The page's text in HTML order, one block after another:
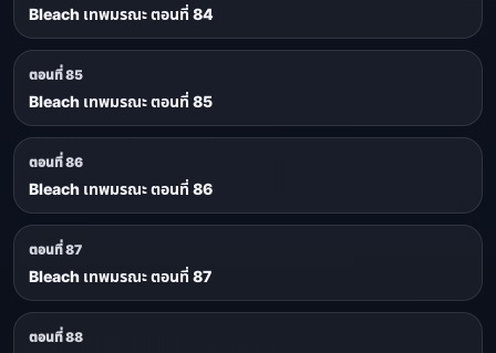
Bleach เทพมรณะ ตอนที่ 84
ตอนที่ 85
Bleach เทพมรณะ ตอนที่ 85
ตอนที่ 86
Bleach เทพมรณะ ตอนที่ 86
ตอนที่ 87
Bleach เทพมรณะ ตอนที่ 87
ตอนที่ 88